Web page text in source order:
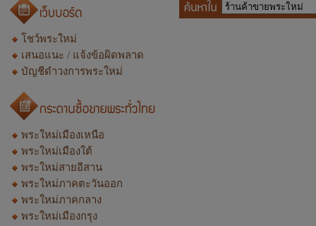
โชว์พระใหม่
เสนอแนะ / แจ้งข้อผิดพลาด
บัญชีดำวงการพระใหม่
พระใหม่เมืองเหนือ
พระใหม่เมืองใต้
พระใหม่สายอีสาน
พระใหม่ภาคตะวันออก
พระใหม่ภาคกลาง
พระใหม่เมืองกรุง